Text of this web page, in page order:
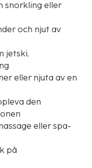
snorkling eller
och njut av
jetski,
eller njuta av en
den
eller spa-
på